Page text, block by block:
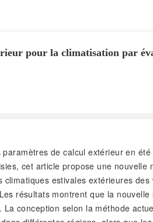
pour la climatisation par
de calcul extérieur en
cet article propose une
estivales extérieures
résultats montrent que la
conception selon la méthode